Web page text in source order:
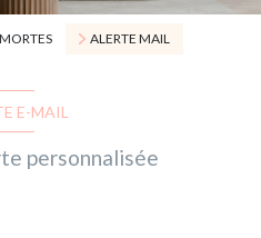
ALERTE MAIL
E-MAIL
personnalisée